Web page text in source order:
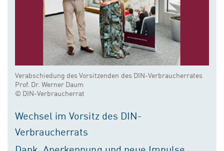
Verabschiedung des Vorsitzenden des DIN-Verbraucherrates
Prof. Dr. Werner Daum
© DIN-Verbraucherrat
Wechsel im Vorsitz des DIN-
Verbraucherrats